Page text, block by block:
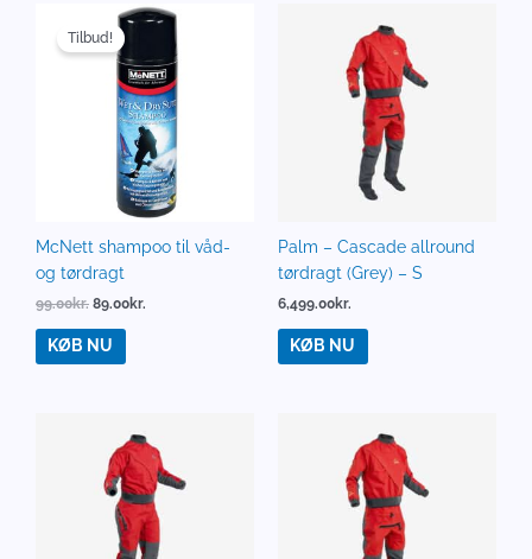
Tilbud!
McNett shampoo til våd-
og tørdragt
99.00kr.
oprindelige
pris
99.00kr..
89.00kr.
Den
aktuelle
er:
89.00kr..
KØB NU
Palm – Cascade allround
tørdragt (Grey) – S
6,499.00kr.
KØB NU